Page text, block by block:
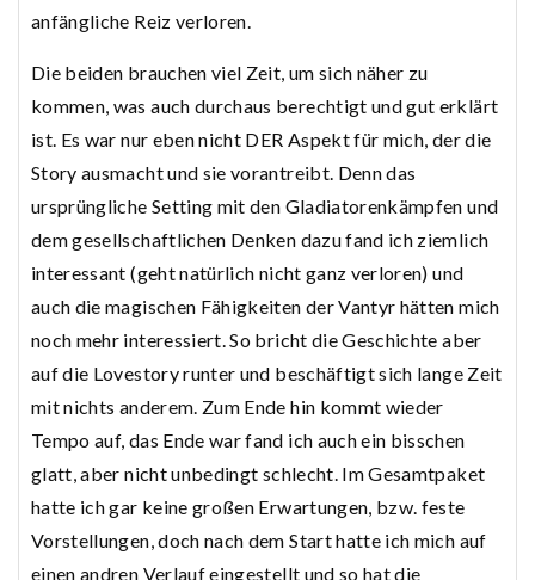
anfängliche Reiz verloren.
Die beiden brauchen viel Zeit, um sich näher zu
kommen, was auch durchaus berechtigt und gut erklärt
ist. Es war nur eben nicht DER Aspekt für mich, der die
Story ausmacht und sie vorantreibt. Denn das
ursprüngliche Setting mit den Gladiatorenkämpfen und
dem gesellschaftlichen Denken dazu fand ich ziemlich
interessant (geht natürlich nicht ganz verloren) und
auch die magischen Fähigkeiten der Vantyr hätten mich
noch mehr interessiert. So bricht die Geschichte aber
auf die Lovestory runter und beschäftigt sich lange Zeit
mit nichts anderem. Zum Ende hin kommt wieder
Tempo auf, das Ende war fand ich auch ein bisschen
glatt, aber nicht unbedingt schlecht. Im Gesamtpaket
hatte ich gar keine großen Erwartungen, bzw. feste
Vorstellungen, doch nach dem Start hatte ich mich auf
einen andren Verlauf eingestellt und so hat die